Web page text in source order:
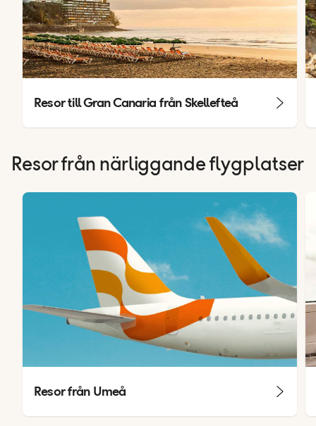
Resor till Gran Canaria från Skellefteå
Resor från närliggande flygplatser
Resor från Umeå